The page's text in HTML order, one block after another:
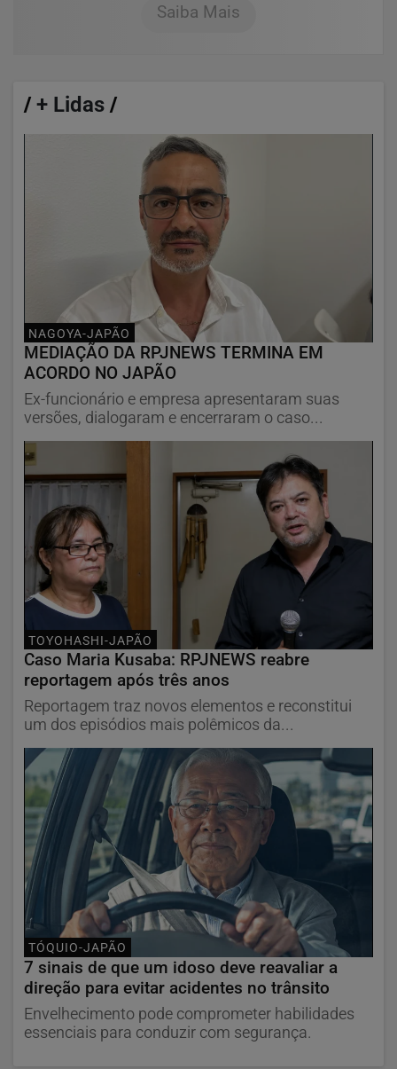
Saiba Mais
/ + Lidas /
NAGOYA-JAPÃO
MEDIAÇÃO DA RPJNEWS TERMINA EM
ACORDO NO JAPÃO
Ex-funcionário e empresa apresentaram suas
versões, dialogaram e encerraram o caso...
TOYOHASHI-JAPÃO
Caso Maria Kusaba: RPJNEWS reabre
reportagem após três anos
Reportagem traz novos elementos e reconstitui
um dos episódios mais polêmicos da...
TÓQUIO-JAPÃO
7 sinais de que um idoso deve reavaliar a
direção para evitar acidentes no trânsito
Envelhecimento pode comprometer habilidades
essenciais para conduzir com segurança.